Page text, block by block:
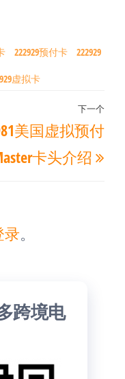
222929预付卡 222929
虚拟卡
下
下一个
美国虚拟预付
卡头介绍
录。
跨境电